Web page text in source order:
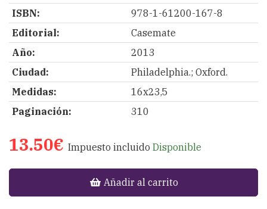
ISBN:
978-1-61200-167-8
Editorial:
Casemate
Año:
2013
Ciudad:
Philadelphia.; Oxford.
Medidas:
16x23,5
Paginación:
310
13.50€ Impuesto incluido Disponible
Añadir al carrito